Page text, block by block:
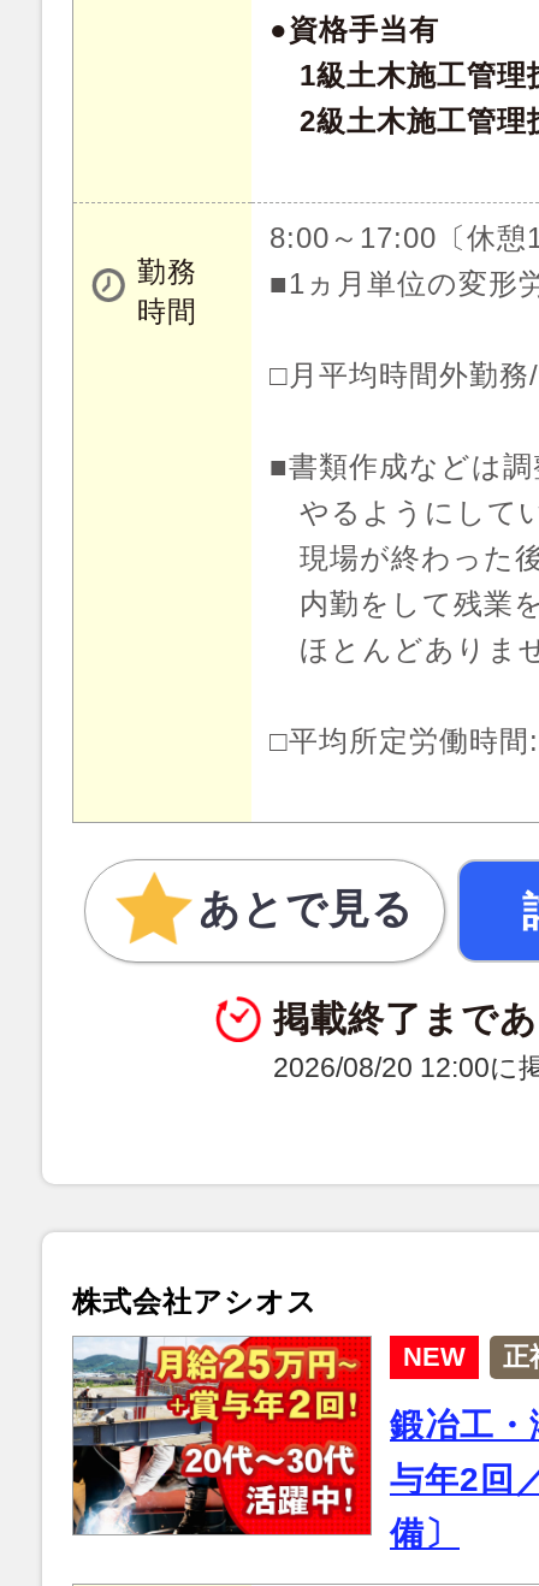
●資格手当有
1級土木施工管理
2級土木施工管理
勤務
時間
8:00～17:00〔休憩
■1ヵ月単位の変形
□月平均時間外勤務
■書類作成などは
やるようにして
現場が終わった
内勤をして残業
ほとんどありま
□平均所定労働時
あとで見る
掲載終了まで
2026/08/20 12:00に
株式会社アシオス
NEW 正
鍛冶工
与年2回
備〕